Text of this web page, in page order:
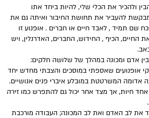
ולהכיר את הכלי שלי, להיות ביחד אתו
מבקשת להעביר את תחושת החיבור ואיתה גם את
שם תמיד , לאבד חיים או חברים . אופנוע זו
הכיף , החידוש, החברים, האדרנלין, ויש
אדם ומכונה במהלך של שלושה חלקים:
אופנועים שאספתי במוסכים והצבתי מחדש יחד
אדומה המשרטטת במובלע איברי פנים אנושיים.
אחד חיות, אך מצד אחר יכול גם להתפרש כמו זירה
את לב האדם ואת לב המכונה; העבודה מורכבת